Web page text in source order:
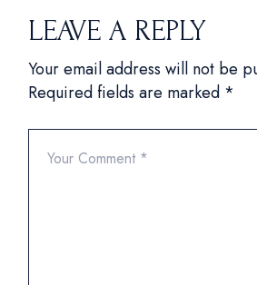
LEAVE A REPLY
Your email address will not be
Required fields are marked *